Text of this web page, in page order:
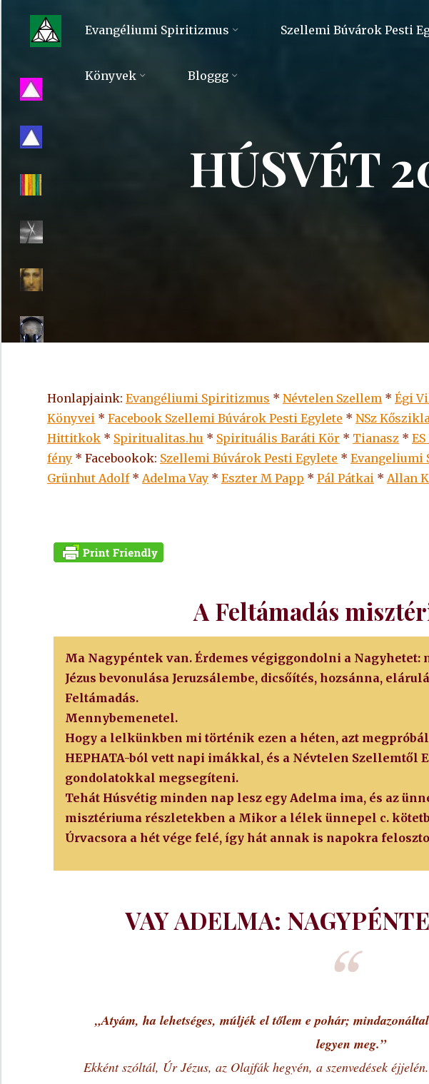
content
Evangéliumi
Evangéliumi Spiritizmus Szellemi Búvárok Pesti
Könyvek Bloggg
HÚSVÉT
Honlapjaink: Evangéliumi Spiritizmus * Névtelen Szellem * Égi
Könyvei * Facebook Szellemi Búvárok Pesti Egylete * NSz
Hittitkok * Spiritualitas.hu * Spirituális Baráti Kör * Tianasz *
fény * Facebookok: Szellemi Búvárok Pesti Egylete * Evangeliumi
Grünhut Adolf* Adelma Vay * Eszter M Papp * Pál Pátkai * Allan
A Feltámadás
Ma Nagypéntek van. Érdemes végiggondolni a Nagyhetet:
Jézus bevonulása Jeruzsálembe, dicsőítés, hozsánna,
Feltámadás.
Mennybemenetel.
Hogy a lelkünkben mi történik ezen a héten, azt
HEPHATA-ból vett napi imákkal, és a Névtelen Szellemtől
gondolatokkal megsegíteni.
Tehát Húsvétig minden nap lesz egy Adelma ima, és az
misztériuma részletekben a Mikor a lélek ünnepel c.
Úrvacsora a hét vége felé, így hát annak is napokra
VAY ADELMA:
„Atyám, ha lehetséges, múljék el tőlem e pohár;
legyen meg.”
Ekként szóltál, Úr Jézus, az Olajfák hegyén, a szenvedések